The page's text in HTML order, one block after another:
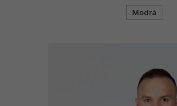
Modrá